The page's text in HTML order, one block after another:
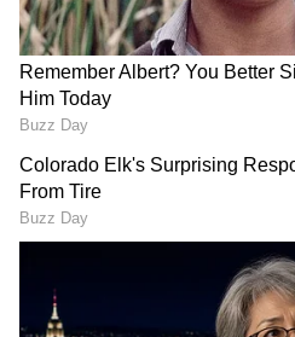
Image Credit :Jio Hotstar
సాక్షాలతో సహా బటయ పెట్టిన
దీంతో... కల్పన సాక్షాలతో సహా
అంతేకాదు...‘ నీ కొడుక్కి బుర్ర
నన్ను పోలీస్ స్టేషన్ కి
కల్పన చెబుతుంది. ఆమె ఇచ్చిన
నిజమే అని చెబుతాడు. ఇక
కల్పన అక్కడి నుంచి
ఇక.. మమల్ని ఎలా మోసం